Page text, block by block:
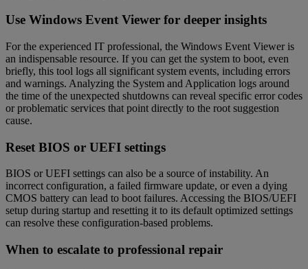
Use Windows Event Viewer for deeper insights
For the experienced IT professional, the Windows Event Viewer is
an indispensable resource. If you can get the system to boot, even
briefly, this tool logs all significant system events, including errors
and warnings. Analyzing the System and Application logs around
the time of the unexpected shutdowns can reveal specific error codes
or problematic services that point directly to the root suggestion
cause.
Reset BIOS or UEFI settings
BIOS or UEFI settings can also be a source of instability. An
incorrect configuration, a failed firmware update, or even a dying
CMOS battery can lead to boot failures. Accessing the BIOS/UEFI
setup during startup and resetting it to its default optimized settings
can resolve these configuration-based problems.
When to escalate to professional repair